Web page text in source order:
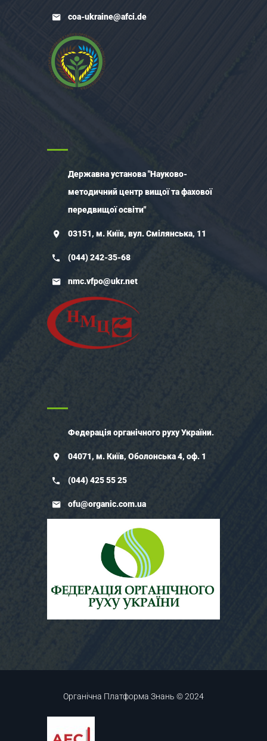
coa-ukraine@afci.de
Державна установа "Науково-
методичний центр вищої та фахової
передвищої освіти"
03151, м. Київ, вул. Смілянська, 11
(044) 242-35-68
nmc.vfpo@ukr.net
Федерація органічного руху України.
04071, м. Київ, Оболонська 4, оф. 1
(044) 425 55 25
ofu@organic.com.ua
Органічна Платформа Знань © 2024